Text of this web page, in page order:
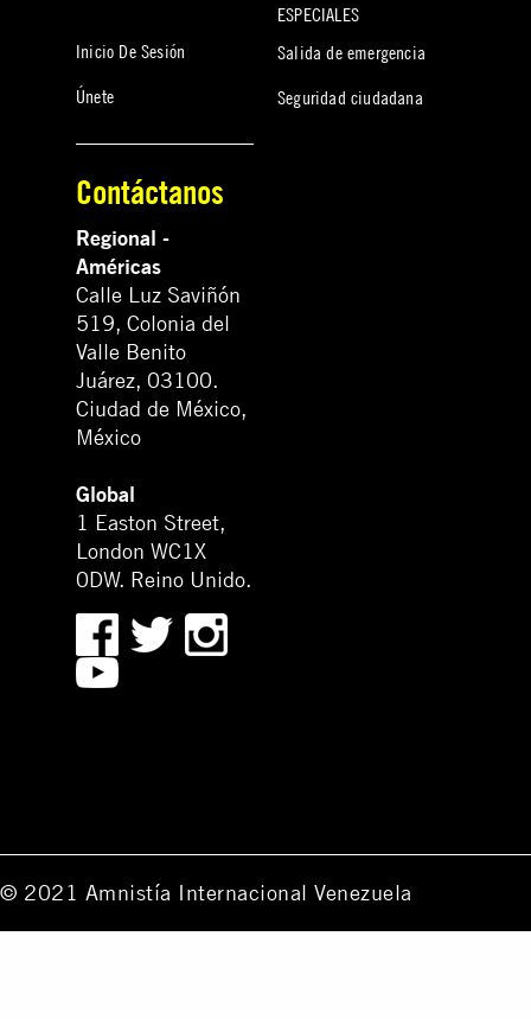
Inicio De Sesión
Únete
ESPECIALES
Salida de emergencia
Seguridad ciudadana
Contáctanos
Regional -
Américas
Calle Luz Saviñón
519, Colonia del
Valle Benito
Juárez, 03100.
Ciudad de México,
México
Global
1 Easton Street,
London WC1X
0DW. Reino Unido.
© 2021 Amnistía Internacional Venezuela